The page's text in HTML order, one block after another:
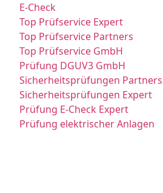
E-Check
Top Prüfservice Expert
Top Prüfservice Partners
Top Prüfservice GmbH
Prüfung DGUV3 GmbH
Sicherheitsprüfungen Partners
Sicherheitsprüfungen Expert
Prüfung E-Check Expert
Prüfung elektrischer Anlagen